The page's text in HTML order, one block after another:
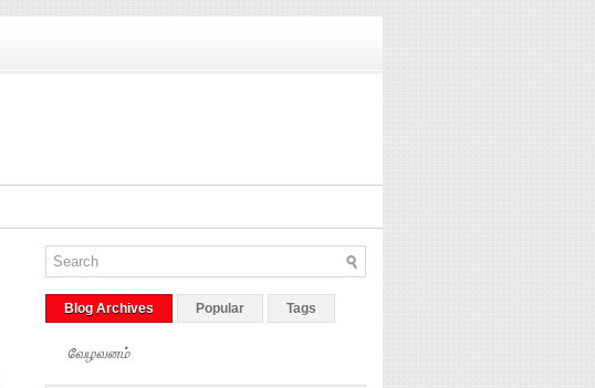
Blog Archives Popular Tags
வேழவனம்